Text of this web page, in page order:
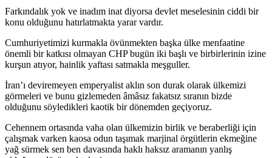
Farkındalık yok ve inadım inat diyorsa devlet meselesinin ciddi bir
konu olduğunu hatırlatmakta yarar vardır.
Cumhuriyetimizi kurmakla övünmekten başka ülke menfaatine
önemli bir katkısı olmayan CHP bugün iki başlı ve birbirlerinin izine
kurşun atıyor, hainlik yaftası satmakla meşguller.
İran’ı deviremeyen emperyalist aklın son durak olarak ülkemizi
görmeleri ve bunu gizlemeden âmâsız fakatsız sıranın bizde
olduğunu söyledikleri kaotik bir dönemden geçiyoruz.
Cehennem ortasında vaha olan ülkemizin birlik ve beraberliği için
çalışmak varken kaosa odun taşımak marjinal örgütlerin ekmeğine
yağ sürmek sen ben davasında haklı haksız aramanın yanlış